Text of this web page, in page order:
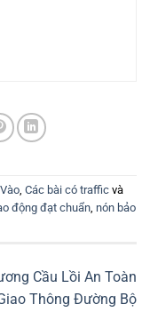
, Các bài có traffic và
động đạt chuẩn, nón bảo
Cầu Lồi An Toàn
Thông Đường Bộ